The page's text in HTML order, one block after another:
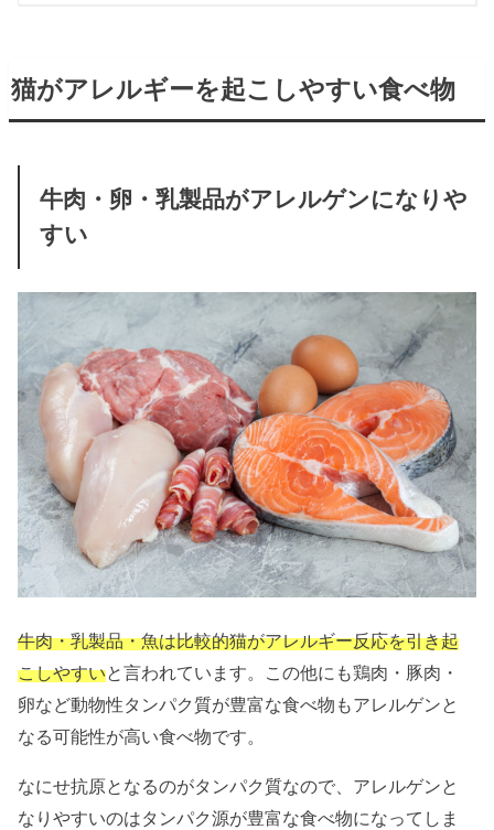
猫がアレルギーを起こしやすい食べ物
牛肉・卵・乳製品がアレルゲンになりや
すい
牛肉・乳製品・魚は比較的猫がアレルギー反応を引き起
こしやすいと言われています。この他にも鶏肉・豚肉・
卵など動物性タンパク質が豊富な食べ物もアレルゲンと
なる可能性が高い食べ物です。
なにせ抗原となるのがタンパク質なので、アレルゲンと
なりやすいのはタンパク源が豊富な食べ物になってしま